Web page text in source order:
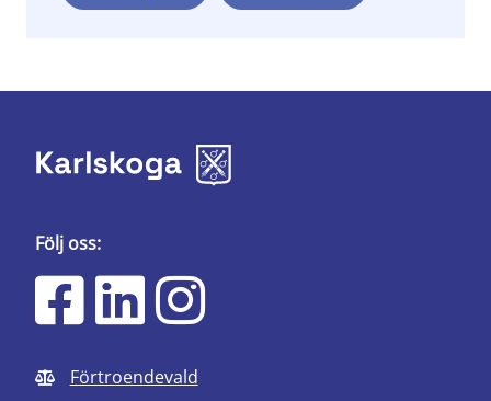
Följ oss:
Förtroendevald